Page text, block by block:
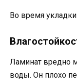
Во время
Ламинат вредно
воды. Он плохо